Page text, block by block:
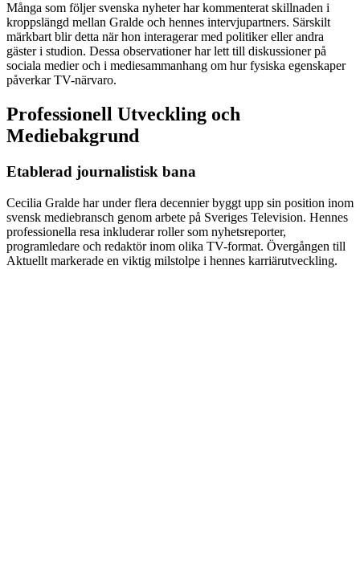
Många som följer svenska nyheter har kommenterat skillnaden i
kroppslängd mellan Gralde och hennes intervjupartners. Särskilt
märkbart blir detta när hon interagerar med politiker eller andra
gäster i studion. Dessa observationer har lett till diskussioner på
sociala medier och i mediesammanhang om hur fysiska egenskaper
påverkar TV-närvaro.
Professionell Utveckling och
Mediebakgrund
Etablerad journalistisk bana
Cecilia Gralde har under flera decennier byggt upp sin position inom
svensk mediebransch genom arbete på Sveriges Television. Hennes
professionella resa inkluderar roller som nyhetsreporter,
programledare och redaktör inom olika TV-format. Övergången till
Aktuellt markerade en viktig milstolpe i hennes karriärutveckling.